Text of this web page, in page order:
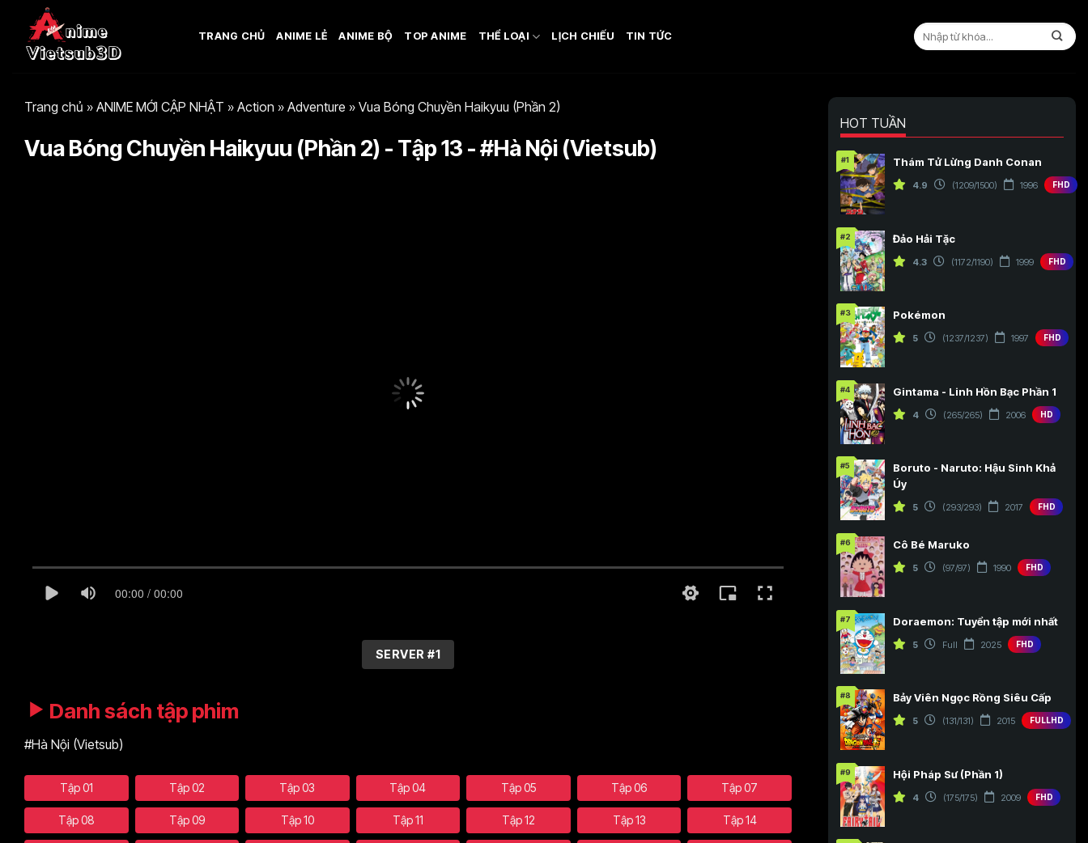
TRANG CHỦ ANIME LẺ ANIME BỘ TOP ANIME THỂ LOẠI LỊCH CHIẾU TIN TỨC
Trang chủ » ANIME MỚI CẬP NHẬT » Action » Adventure » Vua Bóng Chuyền Haikyuu (Phần 2)
Vua Bóng Chuyền Haikyuu (Phần 2) - Tập 13 - #Hà Nội (Vietsub)
00:00 / 00:00
SERVER #1
Danh sách tập phim
#Hà Nội (Vietsub)
Tập 01 Tập 02 Tập 03 Tập 04 Tập 05 Tập 06 Tập 07
Tập 08 Tập 09 Tập 10 Tập 11 Tập 12 Tập 13 Tập 14
HOT TUẦN
#1 Thám Tử Lừng Danh Conan
4.9 (1209/1500) 1996 FHD
#2 Đảo Hải Tặc
4.3 (1172/1190) 1999 FHD
#3 Pokémon
5 (1237/1237) 1997 FHD
#4 Gintama - Linh Hồn Bạc Phần 1
4 (265/265) 2006 HD
#5
Boruto - Naruto: Hậu Sinh Khả
Úy
5 (293/293) 2017 FHD
#6 Cô Bé Maruko
5 (97/97) 1990 FHD
#7 Doraemon: Tuyển tập mới nhất
5 Full 2025 FHD
#8 Bảy Viên Ngọc Rồng Siêu Cấp
5 (131/131) 2015 FULLHD
#9 Hội Pháp Sư (Phần 1)
4 (175/175) 2009 FHD